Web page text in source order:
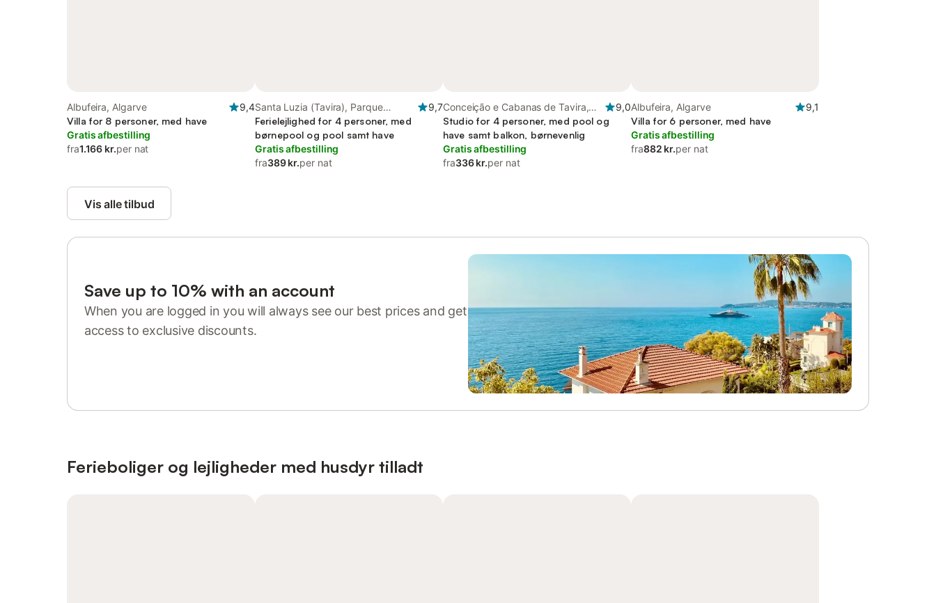
Albufeira, Algarve
9,4
Villa for 8 personer, med have
Gratis afbestilling
fra1.166 kr.per nat
Santa Luzia (Tavira), Parque
Natural da Ria Formosa
9,7
Ferielejlighed for 4 personer, med
børnepool og pool samt have
Gratis afbestilling
fra389 kr.per nat
Conceição e Cabanas de Tavira,
Parque Natural da Ria Formosa
9,0
Studio for 4 personer, med pool og
have samt balkon, børnevenlig
Gratis afbestilling
fra336 kr.per nat
Albufeira, Algarve
9,1
Villa for 6 personer, med have
Gratis afbestilling
fra882 kr.per nat
Vis alle tilbud
Save up to 10% with an account
When you are logged in you will always see our best prices and get
access to exclusive discounts.
Ferieboliger og lejligheder med husdyr tilladt